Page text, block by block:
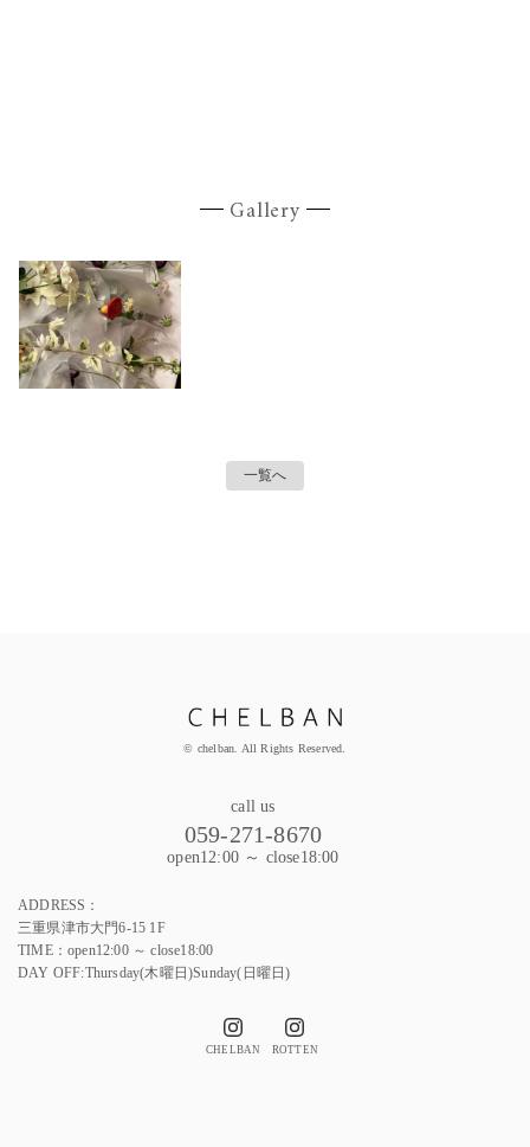
Gallery
一覧へ
© chelban. All Rights Reserved.
call us
059-271-8670
open12:00 ～ close18:00
ADDRESS：
三重県津市大門6-15 1F
TIME：open12:00 ～ close18:00
DAY OFF:Thursday(木曜日)Sunday(日曜日)
CHELBAN ROTTEN